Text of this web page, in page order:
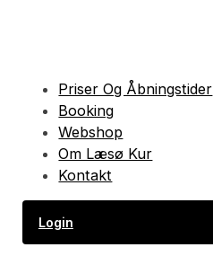
Priser Og Åbningstider
Booking
Webshop
Om Læsø Kur
Kontakt
Login